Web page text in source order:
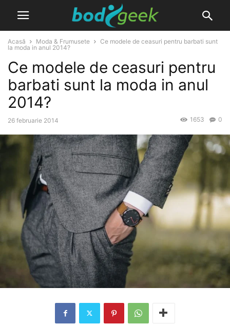
Acasă Moda & Frumusete
Ce modele de ceasuri pentru barbati sunt
la moda in anul 2014?
Ce modele de ceasuri pentru
barbati sunt la moda in anul
2014?
26 februarie 2014 0
1653